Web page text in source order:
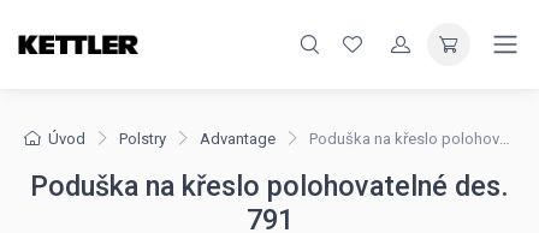
Úvod Polstry Advantage Poduška na křeslo polohovatelné des. 791
Poduška na křeslo polohovatelné des.
791